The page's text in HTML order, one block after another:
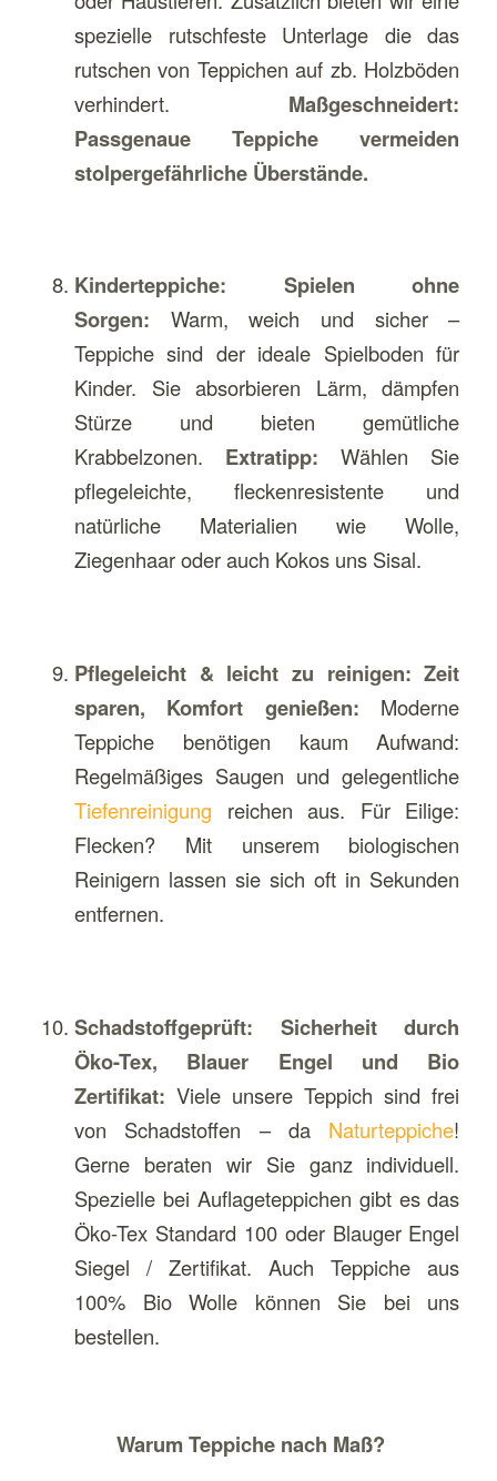
spezielle rutschfeste Unterlage die das
rutschen von Teppichen auf zb. Holzböden
verhindert. Maßgeschneidert:
Passgenaue Teppiche vermeiden
stolpergefährliche Überstände.
Kinderteppiche: Spielen ohne
Sorgen: Warm, weich und sicher –
Teppiche sind der ideale Spielboden für
Kinder. Sie absorbieren Lärm, dämpfen
Stürze und bieten gemütliche
Krabbelzonen. Extratipp: Wählen Sie
pflegeleichte, fleckenresistente und
natürliche Materialien wie Wolle,
Ziegenhaar oder auch Kokos uns Sisal.
Pflegeleicht & leicht zu reinigen: Zeit
sparen, Komfort genießen: Moderne
Teppiche benötigen kaum Aufwand:
Regelmäßiges Saugen und gelegentliche
Tiefenreinigung reichen aus. Für Eilige:
Flecken? Mit unserem biologischen
Reinigern lassen sie sich oft in Sekunden
entfernen.
Schadstoffgeprüft: Sicherheit durch
Öko-Tex, Blauer Engel und Bio
Zertifikat:Viele unsere Teppich sind frei
von Schadstoffen – da Naturteppiche!
Gerne beraten wir Sie ganz individuell.
Spezielle bei Auflageteppichen gibt es das
Öko-Tex Standard 100 oder Blauger Engel
Siegel / Zertifikat. Auch Teppiche aus
100% Bio Wolle können Sie bei uns
bestellen.
Warum Teppiche nach Maß?